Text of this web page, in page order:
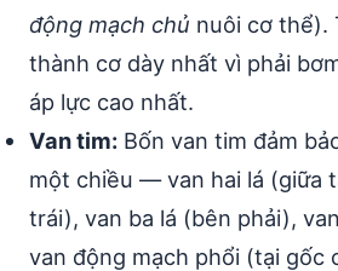
động mạch chủ nuôi cơ thể).
thành cơ dày nhất vì phải
áp lực cao nhất.
Van tim: Bốn van tim đảm
một chiều — van hai lá (giữa
trái), van ba lá (bên phải),
van động mạch phổi (tại gốc